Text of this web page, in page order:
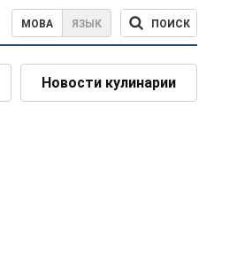
МОВА ЯЗЫК ПОИСК
Новости кулинарии